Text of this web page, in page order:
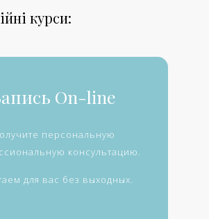
курси:
On-line
персональную
консультацию.
для вас без выходных.